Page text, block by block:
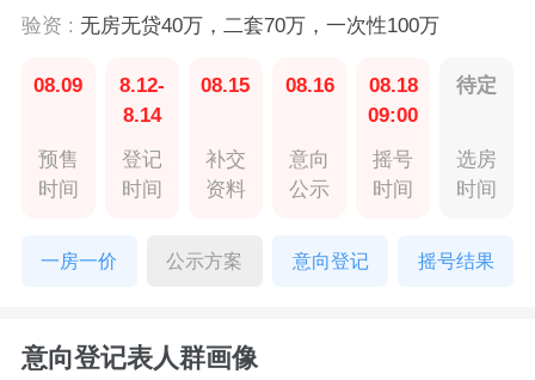
验资 : 无房无贷40万，二套70万，一次性100万
08.09
预售
时间
8.12-
8.14
登记
时间
08.15
补交
资料
08.16
意向
公示
08.18
09:00
摇号
时间
待定
选房
时间
一房一价 公示方案 意向登记 摇号结果
意向登记表人群画像